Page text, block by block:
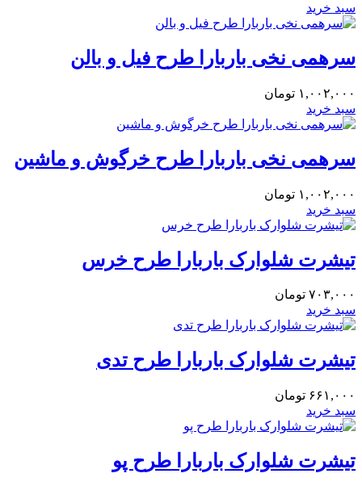
سبد خرید
سرهمی نخی باربارا طرح فیل و بالن
۱,۰۰۲,۰۰۰ تومان
سبد خرید
سرهمی نخی باربارا طرح خرگوش و ماشین
۱,۰۰۲,۰۰۰ تومان
سبد خرید
تیشرت شلوارک باربارا طرح خرس
۷۰۳,۰۰۰ تومان
سبد خرید
تیشرت شلوارک باربارا طرح تدی
۶۶۱,۰۰۰ تومان
سبد خرید
تیشرت شلوارک باربارا طرح پو